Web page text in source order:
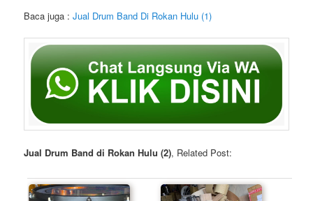
Baca juga :Jual Drum Band Di Rokan Hulu (1)
Jual Drum Band di Rokan Hulu (2), Related Post: